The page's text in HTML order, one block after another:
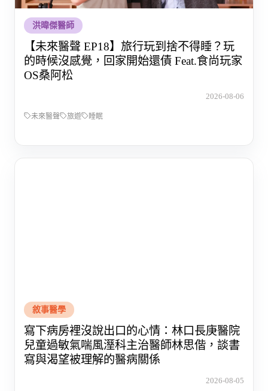
洪暐傑醫師
【未來醫聲 EP18】旅行玩到捨不得睡？玩
的時候沒感覺，回家開始還債 Feat.食尚玩家
OS桑阿松
2026-08-06
未來醫聲 旅遊 睡眠
敘事醫學
寫下病房裡沒說出口的心情：林口長庚醫院
兒童過敏氣喘風溼科主治醫師林思偕，談書
寫與渴望被理解的醫病關係
2026-08-05